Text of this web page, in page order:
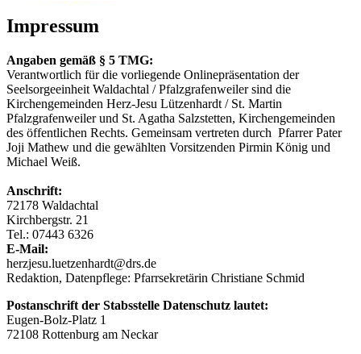
Impressum
Angaben gemäß § 5 TMG:
Verantwortlich für die vorliegende Onlinepräsentation der
Seelsorgeeinheit Waldachtal / Pfalzgrafenweiler sind die
Kirchengemeinden Herz-Jesu Lützenhardt / St. Martin
Pfalzgrafenweiler und St. Agatha Salzstetten, Kirchengemeinden
des öffentlichen Rechts. Gemeinsam vertreten durch Pfarrer Pater
Joji Mathew und die gewählten Vorsitzenden Pirmin König und
Michael Weiß.
Anschrift:
72178 Waldachtal
Kirchbergstr. 21
Tel.: 07443 6326
E-Mail:
herzjesu.luetzenhardt@drs.de
Redaktion, Datenpflege: Pfarrsekretärin Christiane Schmid
Postanschrift der Stabsstelle Datenschutz lautet:
Eugen-Bolz-Platz 1
72108 Rottenburg am Neckar